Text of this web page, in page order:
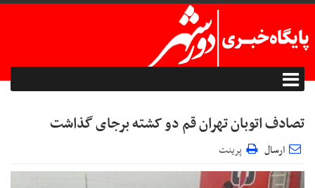
تصادف اتوبان تهران قم دو کشته برجای گذاشت
ارسال پرینت